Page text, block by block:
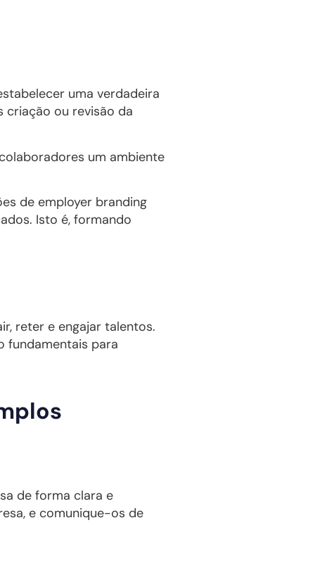
uma verdadeira
criação ou revisão da
um ambiente
de employer branding
Isto é, formando
reter e engajar talentos.
fundamentais para
de forma clara e
e comunique-os de